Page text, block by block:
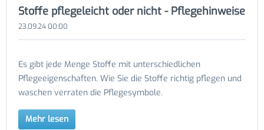
Stoffe pflegeleicht oder nicht - Pflegehinweise
23.09.24 00:00
Es gibt jede Menge Stoffe mit unterschiedlichen
Pflegeeigenschaften. Wie Sie die Stoffe richtig pflegen und
waschen verraten die Pflegesymbole.
Mehr lesen